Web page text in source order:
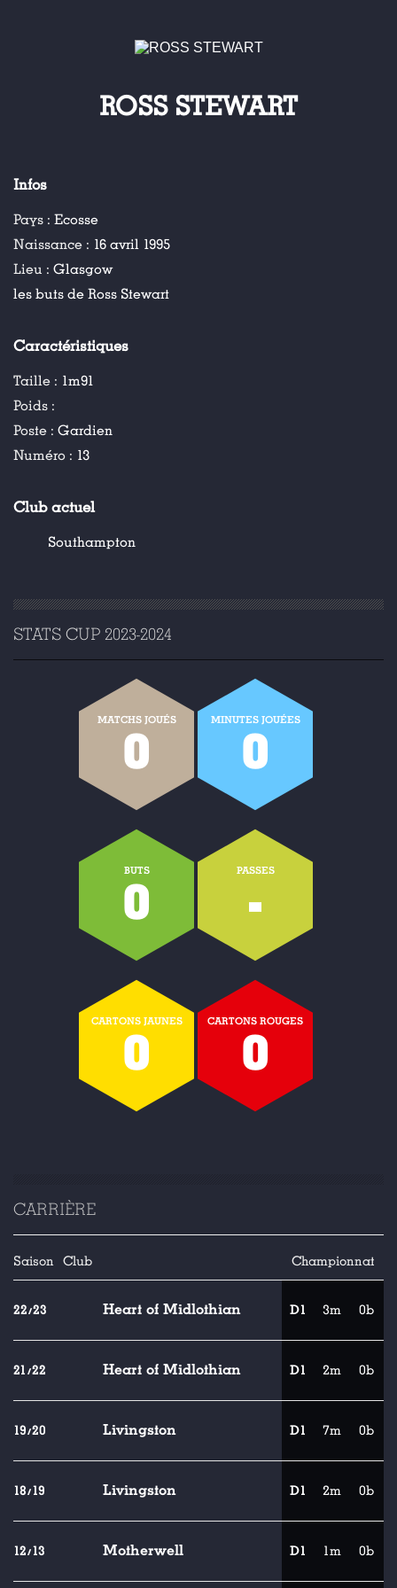
ROSS STEWART
Infos
Pays : Ecosse
Naissance : 16 avril 1995
Lieu : Glasgow
les buts de Ross Stewart
Caractéristiques
Taille : 1m91
Poids :
Poste : Gardien
Numéro : 13
Club actuel
Southampton
STATS CUP 2023-2024
MATCHS JOUÉS
0
MINUTES JOUÉES
0
BUTS
0
PASSES
-
CARTONS JAUNES
0
CARTONS ROUGES
0
CARRIÈRE
Saison Club Championnat
22/23 Heart of Midlothian D1 3m 0b
21/22 Heart of Midlothian D1 2m 0b
19/20 Livingston D1 7m 0b
18/19 Livingston D1 2m 0b
12/13 Motherwell D1 1m 0b